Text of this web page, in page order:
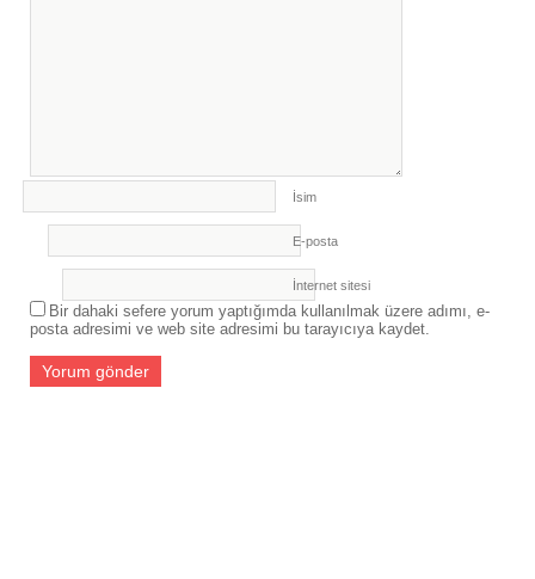
Temmuz 2026
SASAM’DAN CUMHURBAŞKANLIĞI
GÜVENLİK İŞLERİ GENEL MÜDÜRÜNE
- 22 Temmuz 2026
İsim
E-posta
İnternet sitesi
Bir dahaki sefere yorum yaptığımda kullanılmak üzere adımı, e-
posta adresimi ve web site adresimi bu tarayıcıya kaydet.